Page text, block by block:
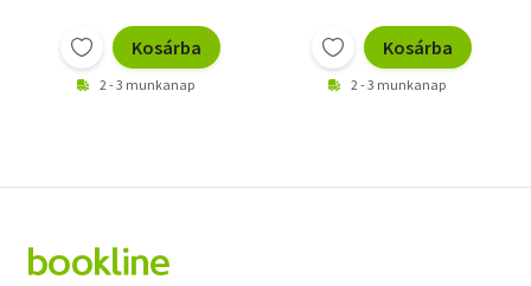
Kosárba
2 - 3 munkanap
Kosárba
2 - 3 munkanap